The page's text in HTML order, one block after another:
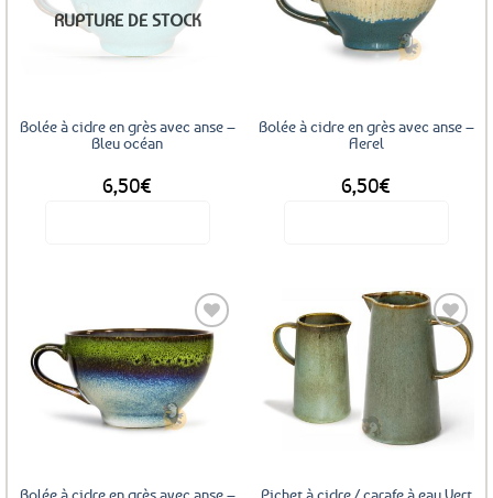
Ajouter
aux
RUPTURE DE STOCK
Bolée à cidre en grès avec anse –
Bleu océan
6,50€
Ajouter
Bolée à cidre en grès avec anse –
Aerel
6,50€
Ajouter
aux
favoris
Ajouter
aux
favoris